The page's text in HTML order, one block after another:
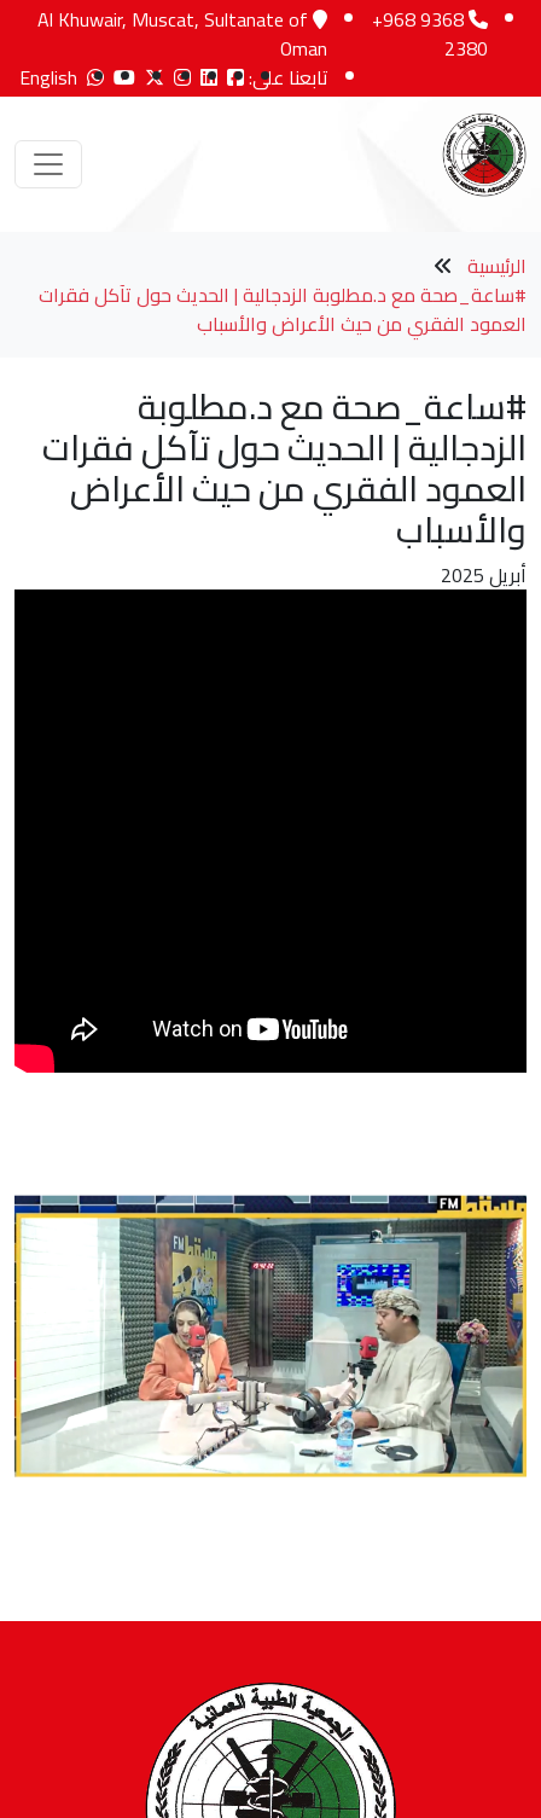
+968 9368
2380
Al Khuwair, Muscat, Sultanate of
Oman
تابعنا على:
English
الرئيسية
#ساعة_صحة مع د.مطلوبة الزدجالية | الحديث حول تآكل فقرات
العمود الفقري من حيث الأعراض والأسباب
#ساعة_صحة مع د.مطلوبة
الزدجالية | الحديث حول تآكل فقرات
العمود الفقري من حيث الأعراض
والأسباب
أبريل 2025